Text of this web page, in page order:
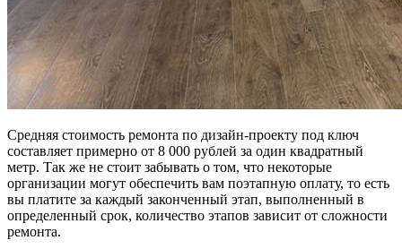
Средняя стоимость ремонта по дизайн-проекту под ключ
составляет примерно от 8 000 рублей за один квадратный
метр. Так же не стоит забывать о том, что некоторые
организации могут обеспечить вам поэтапную оплату, то есть
вы платите за каждый законченный этап, выполненный в
определенный срок, количество этапов зависит от сложности
ремонта.